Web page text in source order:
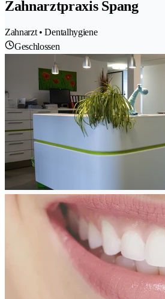
Zahnarztpraxis Spang
Zahnarzt • Dentalhygiene
Geschlossen